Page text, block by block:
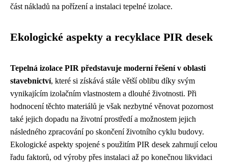
část nákladů na pořízení a instalaci tepelné izolace.
Ekologické aspekty a recyklace PIR desek
Tepelná izolace PIR představuje moderní řešení v oblasti
stavebnictví, které si získává stále větší oblibu díky svým
vynikajícím izolačním vlastnostem a dlouhé životnosti. Při
hodnocení těchto materiálů je však nezbytné věnovat pozornost
také jejich dopadu na životní prostředí a možnostem jejich
následného zpracování po skončení životního cyklu budovy.
Ekologické aspekty spojené s použitím PIR desek zahrnují celou
řadu faktorů, od výroby přes instalaci až po konečnou likvidaci